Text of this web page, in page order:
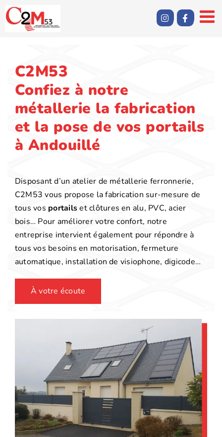
Passer
au
contenu
C2M53
Confiez à notre
métallerie la fabrication
et la pose de vos portails
à Andouillé
Disposant d’un atelier de métallerie ferronnerie,
C2M53 vous propose la fabrication sur-mesure de
tous vos portailset clôtures en alu, PVC, acier
bois… Pour améliorer votre confort, notre
entreprise intervient également pour répondre à
tous vos besoins en motorisation, fermeture
automatique, installation de visiophone, digicode…
À votre écoute